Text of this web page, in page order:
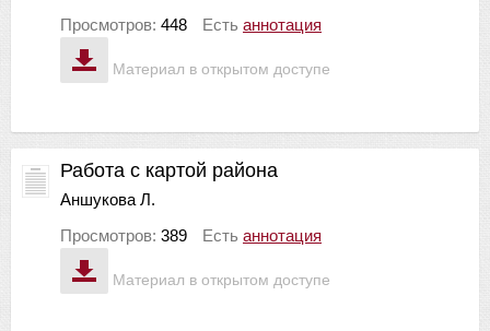
Материал в открытом доступе
Просмотров: 448 Есть аннотация
Материал в открытом доступе
Работа с картой района
Аншукова Л.
Просмотров: 389 Есть аннотация